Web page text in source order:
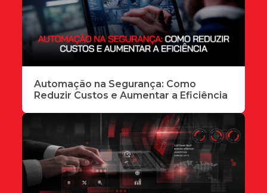
Automação na Segurança: Como
Reduzir Custos e Aumentar a Eficiência